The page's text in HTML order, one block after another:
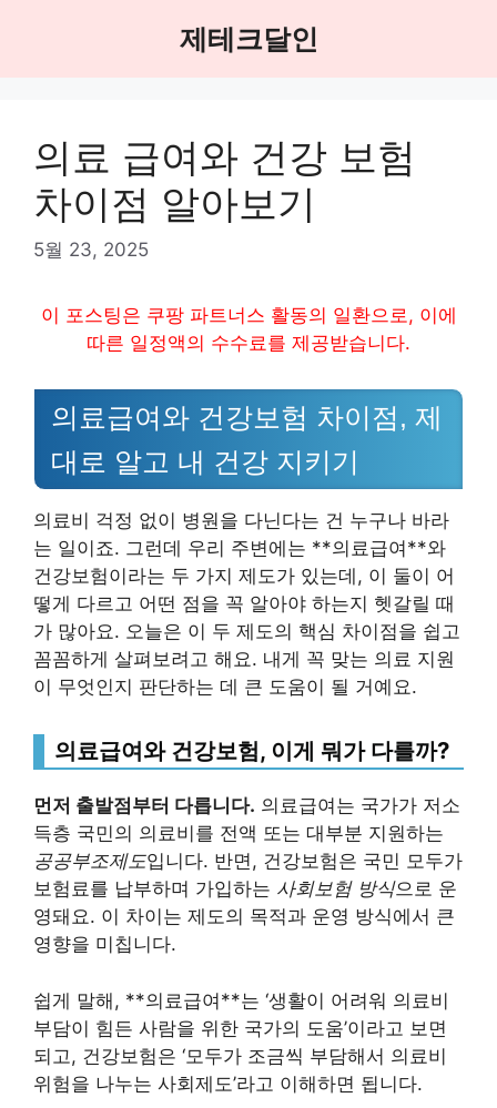
제테크달인
의료 급여와 건강 보험
차이점 알아보기
5월 23, 2025
이 포스팅은 쿠팡 파트너스 활동의 일환으로, 이에
따른 일정액의 수수료를 제공받습니다.
의료급여와 건강보험 차이점, 제
대로 알고 내 건강 지키기
의료비 걱정 없이 병원을 다닌다는 건 누구나 바라
는 일이죠. 그런데 우리 주변에는 **의료급여**와
건강보험이라는 두 가지 제도가 있는데, 이 둘이 어
떻게 다르고 어떤 점을 꼭 알아야 하는지 헷갈릴 때
가 많아요. 오늘은 이 두 제도의 핵심 차이점을 쉽고
꼼꼼하게 살펴보려고 해요. 내게 꼭 맞는 의료 지원
이 무엇인지 판단하는 데 큰 도움이 될 거예요.
의료급여와 건강보험, 이게 뭐가 다를까?
먼저 출발점부터 다릅니다. 의료급여는 국가가 저소
득층 국민의 의료비를 전액 또는 대부분 지원하는
공공부조제도입니다. 반면, 건강보험은 국민 모두가
보험료를 납부하며 가입하는 사회보험 방식으로 운
영돼요. 이 차이는 제도의 목적과 운영 방식에서 큰
영향을 미칩니다.
쉽게 말해, **의료급여**는 ‘생활이 어려워 의료비
부담이 힘든 사람을 위한 국가의 도움’이라고 보면
되고, 건강보험은 ‘모두가 조금씩 부담해서 의료비
위험을 나누는 사회제도’라고 이해하면 됩니다.